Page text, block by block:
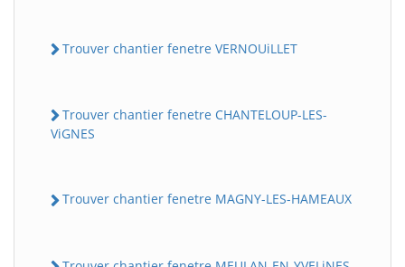
Trouver chantier fenetre VERNOUiLLET
Trouver chantier fenetre CHANTELOUP-LES-
ViGNES
Trouver chantier fenetre MAGNY-LES-HAMEAUX